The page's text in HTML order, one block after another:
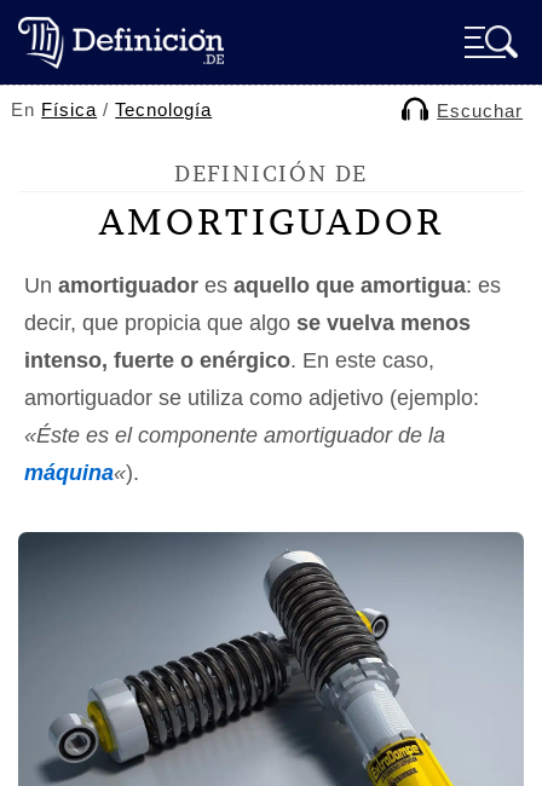
En Física /Tecnología Escuchar
DEFINICIÓN DE
AMORTIGUADOR
Un amortiguador es aquello que amortigua: es
decir, que propicia que algo se vuelva menos
intenso, fuerte o enérgico. En este caso,
amortiguador se utiliza como adjetivo (ejemplo:
«Éste es el componente amortiguador de la
máquina«).